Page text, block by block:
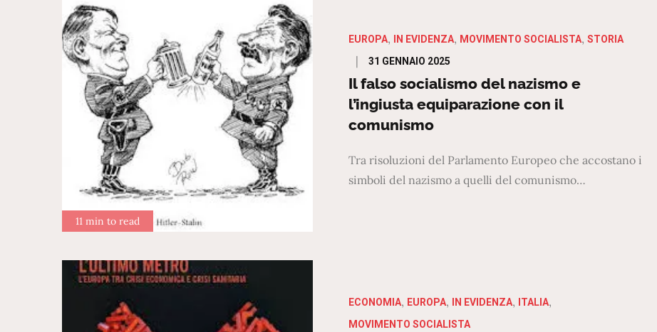
11 min to read
EUROPA IN EVIDENZA MOVIMENTO SOCIALISTA STORIA
Posted
on
31 GENNAIO 2025
Il falso socialismo del nazismo e
l’ingiusta equiparazione con il
comunismo
Tra risoluzioni del Parlamento Europeo che accostano i
simboli del nazismo a quelli del comunismo…
ECONOMIA EUROPA IN EVIDENZA
ITALIA
MOVIMENTO SOCIALISTA